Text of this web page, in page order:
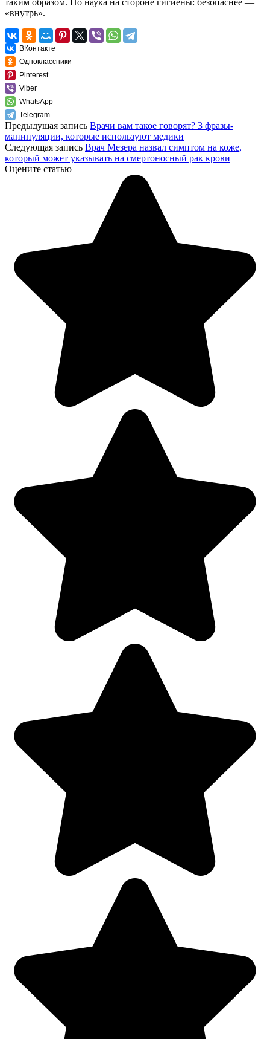
«внутрь».
ВКонтакте
Одноклассники
Pinterest
Viber
WhatsApp
Telegram
Предыдущая запись Врачи вам такое говорят? 3 фразы-
манипуляции, которые используют медики
Следующая запись Врач Мезера назвал симптом на коже,
который может указывать на смертоносный рак крови
Оцените статью